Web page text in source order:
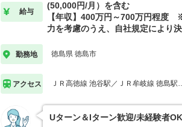
給与
(50,000円/月）を含む
【年収】400万円～700万円程度
力を考慮のうえ、自社規定により
勤務地 徳島県 徳島市
アクセス ＪＲ高徳線 池谷駅／ＪＲ牟岐線 徳島
Uターン＆Iターン歓迎/未経験者